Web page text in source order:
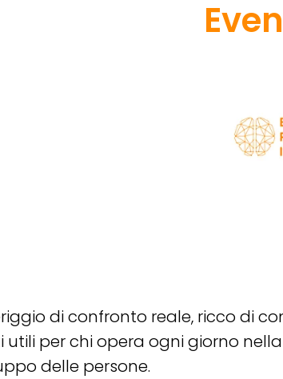
di confronto reale, ricco di
utili per chi opera ogni giorno
delle persone.